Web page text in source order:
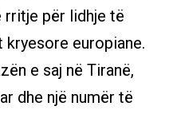
rritje për lidhje të
europiane.
e saj në Tiranë,
dhe një numër të